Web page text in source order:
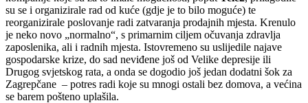
su se i organizirale rad od kuće (gdje je to bilo moguće) te
reorganizirale poslovanje radi zatvaranja prodajnih mjesta. Krenulo
je neko novo „normalno“, s primarnim ciljem očuvanja zdravlja
zaposlenika, ali i radnih mjesta. Istovremeno su uslijedile najave
gospodarske krize, do sad neviđene još od Velike depresije ili
Drugog svjetskog rata, a onda se dogodio još jedan dodatni šok za
Zagrepčane – potres radi koje su mnogi ostali bez domova, a većina
se barem pošteno uplašila.